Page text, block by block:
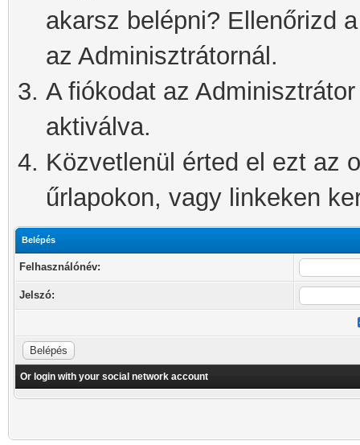
akarsz belépni? Ellenőrizd
az Adminisztrátornál.
A fiókodat az
aktiválva.
Közvetlenül érted el ezt az
űrlapokon, vagy linkeken
Belépés
Felhasználónév:
Jelszó:
Or login with your social network account